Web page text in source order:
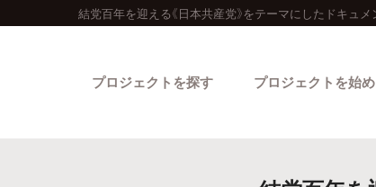
結党百年を迎える《日本共産党》をテーマにしたドキュ
プロジェクトを探す プロジェクトを始